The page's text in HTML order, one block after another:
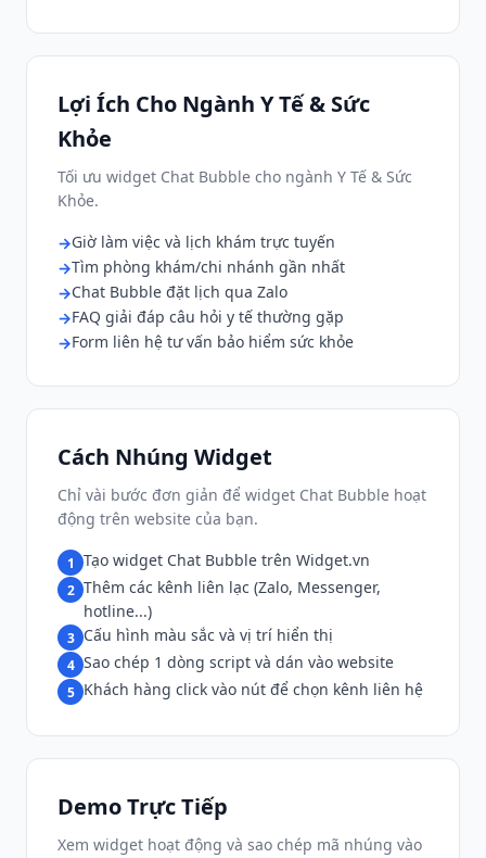
Lợi Ích Cho Ngành Y Tế & Sức
Khỏe
Tối ưu widget Chat Bubble cho ngành Y Tế & Sức
Khỏe.
Giờ làm việc và lịch khám trực tuyến
Tìm phòng khám/chi nhánh gần nhất
Chat Bubble đặt lịch qua Zalo
FAQ giải đáp câu hỏi y tế thường gặp
Form liên hệ tư vấn bảo hiểm sức khỏe
Cách Nhúng Widget
Chỉ vài bước đơn giản để widget Chat Bubble hoạt
động trên website của bạn.
1 Tạo widget Chat Bubble trên Widget.vn
2 Thêm các kênh liên lạc (Zalo, Messenger,
hotline...)
3 Cấu hình màu sắc và vị trí hiển thị
4 Sao chép 1 dòng script và dán vào website
5 Khách hàng click vào nút để chọn kênh liên hệ
Demo Trực Tiếp
Xem widget hoạt động và sao chép mã nhúng vào